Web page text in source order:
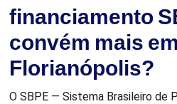
financiamento
convém mais em
Florianópolis?
O SBPE — Sistema Brasileiro de